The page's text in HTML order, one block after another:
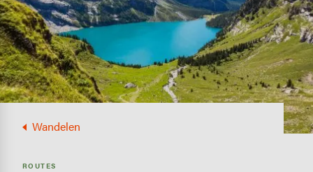
Wandelen
ROUTES